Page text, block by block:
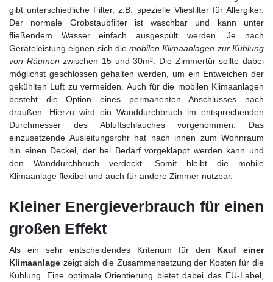
gibt unterschiedliche Filter, z.B. spezielle Vliesfilter für Allergiker.
Der normale Grobstaubfilter ist waschbar und kann unter
fließendem Wasser einfach ausgespült werden. Je nach
Geräteleistung eignen sich diemobilen Klimaanlagen zur Kühlung
von Räumen zwischen 15 und 30m². Die Zimmertür sollte dabei
möglichst geschlossen gehalten werden, um ein Entweichen der
gekühlten Luft zu vermeiden. Auch für die mobilen Klimaanlagen
besteht die Option eines permanenten Anschlusses nach
draußen. Hierzu wird ein Wanddurchbruch im entsprechenden
Durchmesser des Abluftschlauches vorgenommen. Das
einzusetzende Ausleitungsrohr hat nach innen zum Wohnraum
hin einen Deckel, der bei Bedarf vorgeklappt werden kann und
den Wanddurchbruch verdeckt. Somit bleibt die mobile
Klimaanlage flexibel und auch für andere Zimmer nutzbar.
Kleiner Energieverbrauch für einen
großen Effekt
Als ein sehr entscheidendes Kriterium für den Kauf einer
Klimaanlage zeigt sich die Zusammensetzung der Kosten für die
Kühlung. Eine optimale Orientierung bietet dabei das EU-Label,